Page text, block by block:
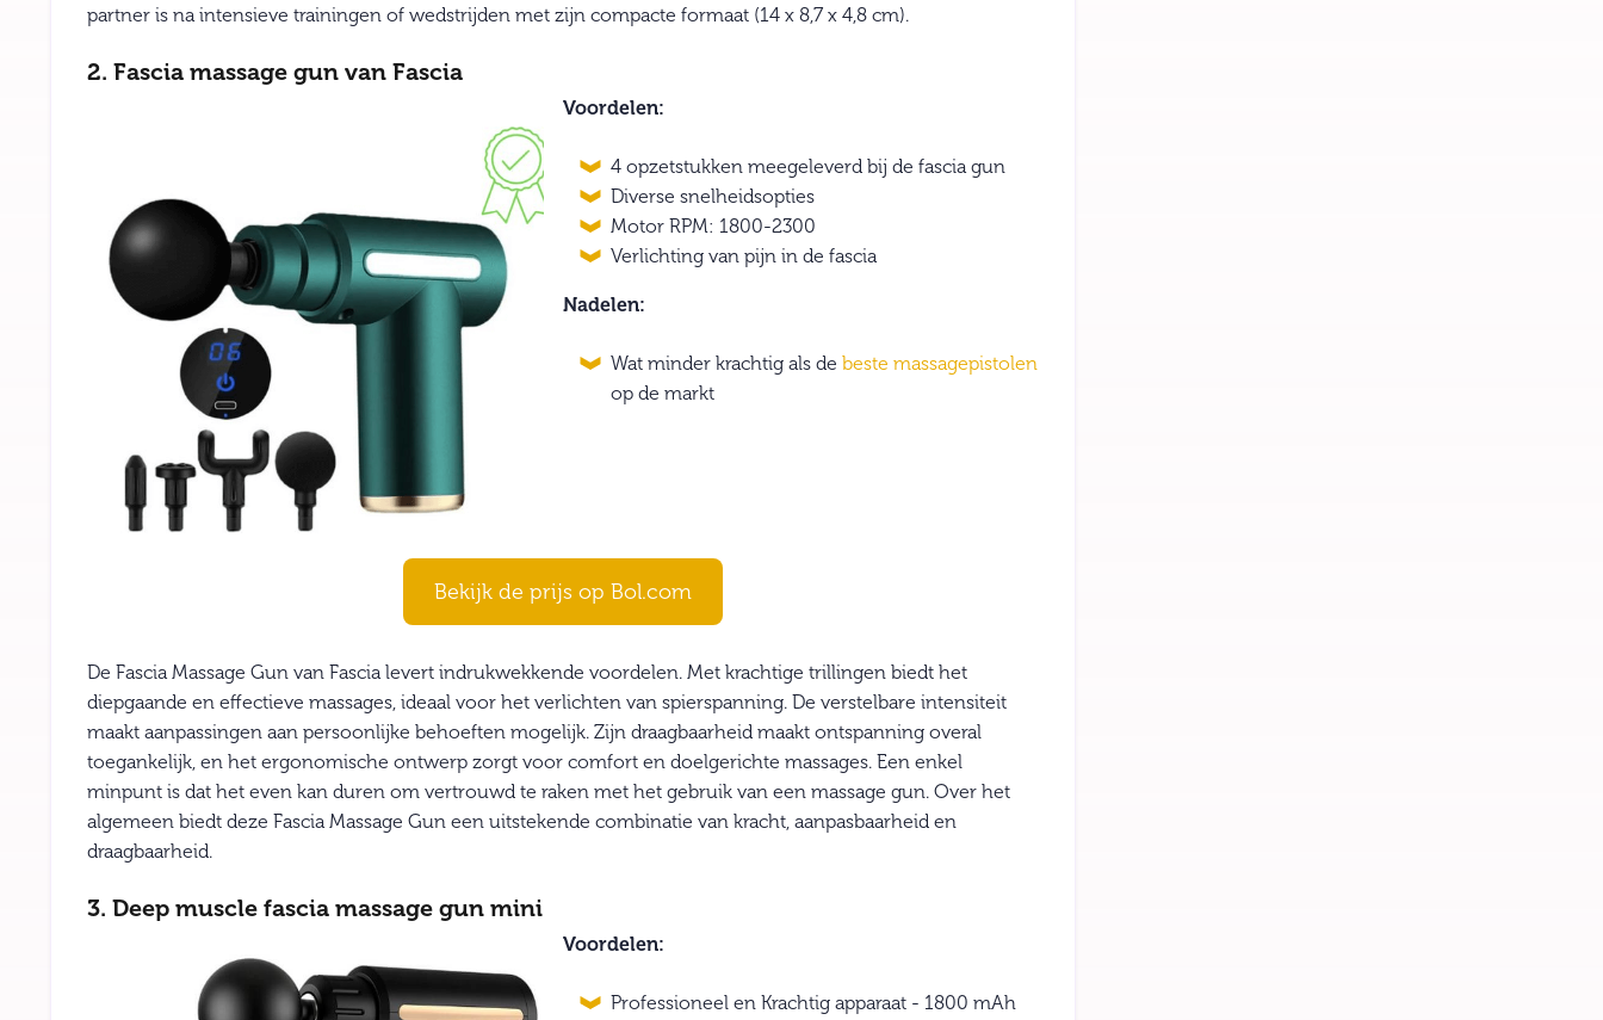
partner is na intensieve trainingen of wedstrijden met zijn compacte formaat (14 x 8,7 x 4,8 cm).
2. Fascia massage gun van Fascia
Voordelen:
4 opzetstukken meegeleverd bij de fascia gun
Diverse snelheidsopties
Motor RPM: 1800-2300
Verlichting van pijn in de fascia
Nadelen:
Wat minder krachtig als de beste massagepistolen
op de markt
Bekijk de prijs op Bol.com
De Fascia Massage Gun van Fascia levert indrukwekkende voordelen. Met krachtige trillingen biedt het
diepgaande en effectieve massages, ideaal voor het verlichten van spierspanning. De verstelbare intensiteit
maakt aanpassingen aan persoonlijke behoeften mogelijk. Zijn draagbaarheid maakt ontspanning overal
toegankelijk, en het ergonomische ontwerp zorgt voor comfort en doelgerichte massages. Een enkel
minpunt is dat het even kan duren om vertrouwd te raken met het gebruik van een massage gun. Over het
algemeen biedt deze Fascia Massage Gun een uitstekende combinatie van kracht, aanpasbaarheid en
draagbaarheid.
3. Deep muscle fascia massage gun mini
Voordelen:
Professioneel en Krachtig apparaat - 1800 mAh